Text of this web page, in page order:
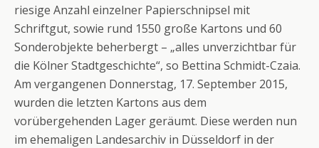
riesige Anzahl einzelner Papierschnipsel mit
Schriftgut, sowie rund 1550 große Kartons und 60
Sonderobjekte beherbergt – „alles unverzichtbar für
die Kölner Stadtgeschichte“, so Bettina Schmidt-Czaia.
Am vergangenen Donnerstag, 17. September 2015,
wurden die letzten Kartons aus dem
vorübergehenden Lager geräumt. Diese werden nun
im ehemaligen Landesarchiv in Düsseldorf in der